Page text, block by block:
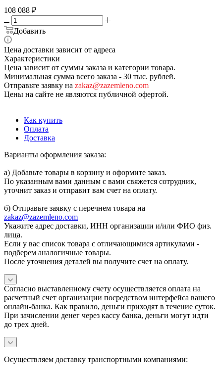
108 088 ₽
Добавить
Цена доставки зависит от адреса
Характеристики
Цена зависит от суммы заказа и категории товара.
Минимальная сумма всего заказа - 30 тыс. рублей.
Отправьте заявку на zakaz@zazemleno.com
Цены на сайте не являются публичной офертой.
Как купить
Оплата
Доставка
Варианты оформления заказа:
а) Добавьте товары в корзину и оформите заказ.
По указанным вами данным с вами свяжется сотрудник,
уточнит заказ и отправит вам счет на оплату.
б) Отправьте заявку с перечнем товара на
zakaz@zazemleno.com
Укажите адрес доставки, ИНН организации и/или ФИО физ.
лица.
Если у вас список товара с отличающимися артикулами -
подберем аналогичные товары.
После уточнения деталей вы получите счет на оплату.
Согласно выставленному счету осуществляется оплата на
расчетный счет организации посредством интерфейса вашего
онлайн-банка. Как правило, деньги приходят в течение суток.
При зачислении денег через кассу банка, деньги могут идти
до трех дней.
Осуществляем доставку транспортными компаниями: